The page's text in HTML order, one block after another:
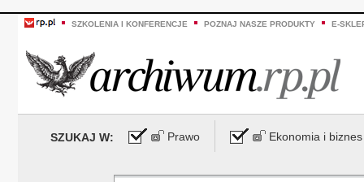
SZKOLENIA I KONFERENCJE POZNAJ NASZE PRODUKTY E-
SZUKAJ W: Prawo Ekonomia i biznes